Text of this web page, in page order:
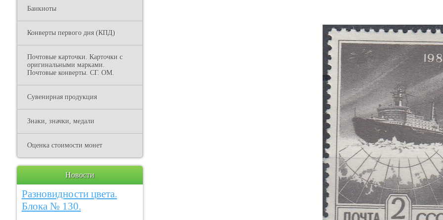
Банкноты
Конверты первого дня (КПД)
Почтовые карточки. Карточки с
оригинальными марками.
Почтовые конверты. СГ. ОМ.
Сувенирная продукция
Знаки, значки, медали
Оценка стоимости монет
Новости
Разновидности цвета.
Блока № 130.